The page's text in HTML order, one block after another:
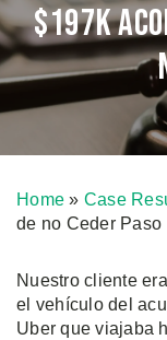
$197K
Home » Case
de no Ceder Paso
Nuestro cliente
el vehículo del
Uber que viajaba